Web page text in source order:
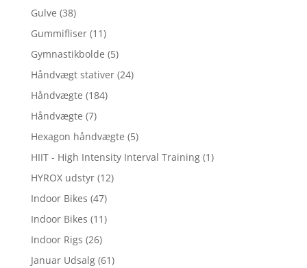
Gulve (38)
Gummifliser (11)
Gymnastikbolde (5)
Håndvægt stativer (24)
Håndvægte (184)
Håndvægte (7)
Hexagon håndvægte (5)
HIIT - High Intensity Interval Training (1)
HYROX udstyr (12)
Indoor Bikes (47)
Indoor Bikes (11)
Indoor Rigs (26)
Januar Udsalg (61)